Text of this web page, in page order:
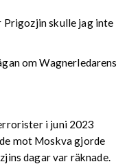
Prigozjin skulle jag inte
om Wagnerledarens
i juni 2023
mot Moskva gjorde
dagar var räknade.